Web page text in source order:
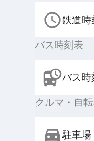
鉄道時
バス時刻表
バス時
クルマ・自
駐車場